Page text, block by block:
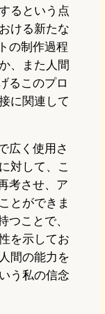
るという点
ける新たな
の制作過程
、また人間
るこのプロ
に関連して
広く使用さ
対して、こ
考させ、ア
とができま
つことで、
を示してお
間の能力を
う私の信念